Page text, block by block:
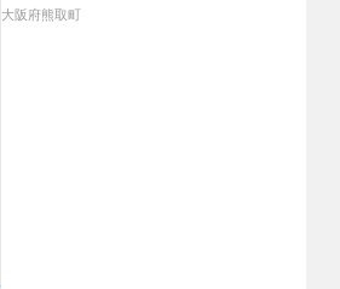
大阪府熊取町